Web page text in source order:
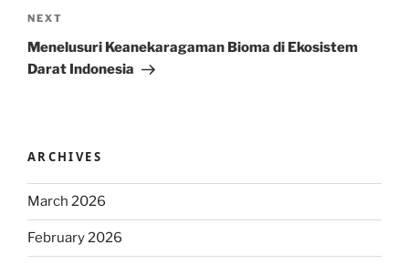
Next
Post
NEXT
Menelusuri Keanekaragaman Bioma di Ekosistem
Darat Indonesia
ARCHIVES
March 2026
February 2026